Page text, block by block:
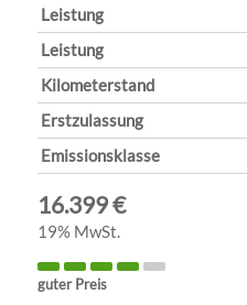
Leistung
Leistung
Kilometerstand
Erstzulassung
Emissionsklasse
16.399 €
19% MwSt.
guter Preis